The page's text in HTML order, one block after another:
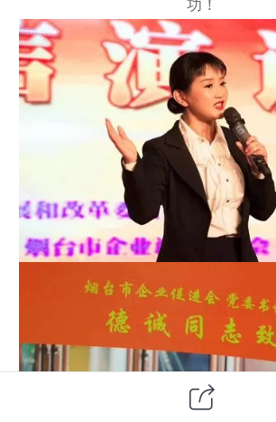
功！